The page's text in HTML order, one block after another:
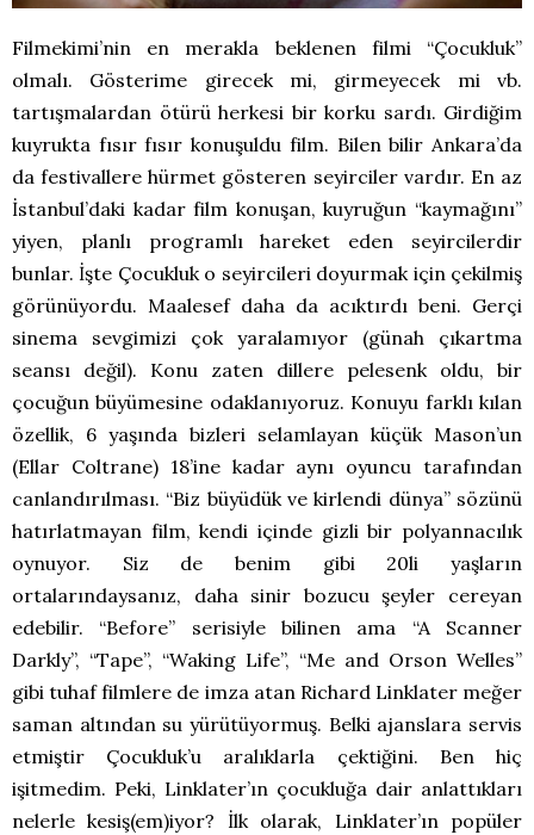
Filmekimi’nin en merakla beklenen filmi “Çocukluk”
olmalı. Gösterime girecek mi, girmeyecek mi vb.
tartışmalardan ötürü herkesi bir korku sardı. Girdiğim
kuyrukta fısır fısır konuşuldu film. Bilen bilir Ankara’da
da festivallere hürmet gösteren seyirciler vardır. En az
İstanbul’daki kadar film konuşan, kuyruğun “kaymağını”
yiyen, planlı programlı hareket eden seyircilerdir
bunlar. İşte Çocukluk o seyircileri doyurmak için çekilmiş
görünüyordu. Maalesef daha da acıktırdı beni. Gerçi
sinema sevgimizi çok yaralamıyor (günah çıkartma
seansı değil). Konu zaten dillere pelesenk oldu, bir
çocuğun büyümesine odaklanıyoruz. Konuyu farklı kılan
özellik, 6 yaşında bizleri selamlayan küçük Mason’un
(Ellar Coltrane) 18’ine kadar aynı oyuncu tarafından
canlandırılması. “Biz büyüdük ve kirlendi dünya” sözünü
hatırlatmayan film, kendi içinde gizli bir polyannacılık
oynuyor. Siz de benim gibi 20li yaşların
ortalarındaysanız, daha sinir bozucu şeyler cereyan
edebilir. “Before” serisiyle bilinen ama “A Scanner
Darkly”, “Tape”, “Waking Life”, “Me and Orson Welles”
gibi tuhaf filmlere de imza atan Richard Linklater meğer
saman altından su yürütüyormuş. Belki ajanslara servis
etmiştir Çocukluk’u aralıklarla çektiğini. Ben hiç
işitmedim. Peki, Linklater’ın çocukluğa dair anlattıkları
nelerle kesiş(em)iyor? İlk olarak, Linklater’ın popüler